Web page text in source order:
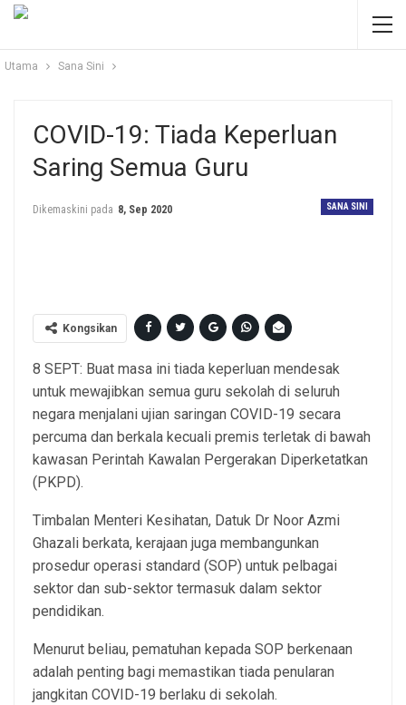
Utama Sana Sini
COVID-19: Tiada Keperluan
Saring Semua Guru
SANA SINI
Dikemaskini pada 8, Sep 2020
Kongsikan
8 SEPT: Buat masa ini tiada keperluan mendesak
untuk mewajibkan semua guru sekolah di seluruh
negara menjalani ujian saringan COVID-19 secara
percuma dan berkala kecuali premis terletak di bawah
kawasan Perintah Kawalan Pergerakan Diperketatkan
(PKPD).
Timbalan Menteri Kesihatan, Datuk Dr Noor Azmi
Ghazali berkata, kerajaan juga membangunkan
prosedur operasi standard (SOP) untuk pelbagai
sektor dan sub-sektor termasuk dalam sektor
pendidikan.
Menurut beliau, pematuhan kepada SOP berkenaan
adalah penting bagi memastikan tiada penularan
jangkitan COVID-19 berlaku di sekolah.